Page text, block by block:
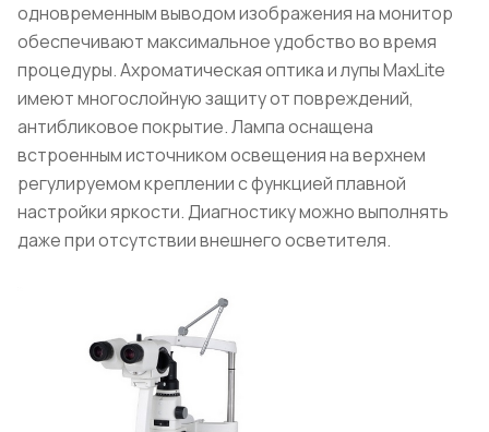
одновременным выводом изображения на монитор
обеспечивают максимальное удобство во время
процедуры. Ахроматическая оптика и лупы MaxLite
имеют многослойную защиту от повреждений,
антибликовое покрытие. Лампа оснащена
встроенным источником освещения на верхнем
регулируемом креплении с функцией плавной
настройки яркости. Диагностику можно выполнять
даже при отсутствии внешнего осветителя.